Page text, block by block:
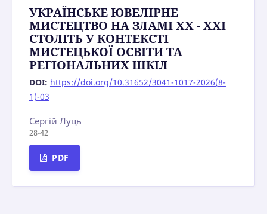
УКРАЇНСЬКЕ ЮВЕЛІРНЕ
МИСТЕЦТВО НА ЗЛАМІ XX - XXI
СТОЛІТЬ У КОНТЕКСТІ
МИСТЕЦЬКОЇ ОСВІТИ ТА
РЕГІОНАЛЬНИХ ШКІЛ
DOI: https://doi.org/10.31652/3041-1017-2026(8-
1)-03
Сергій Луць
28-42
PDF